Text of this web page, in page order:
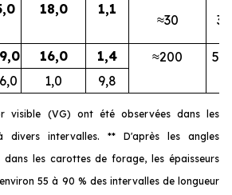
18,0 1,1
≈30 3E
16,0 1,4 ≈200
1,0 9,8
visible (VG) ont été observées dans les
intervalles. ** D'après les angles
dans les carottes de forage, les épaisseurs
55 à 90 % des intervalles de longueur